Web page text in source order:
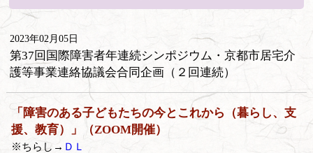
2023年02月05日
第37回国際障害者年連続シンポジウム・京都市居宅介
護等事業連絡協議会合同企画（２回連続）
「障害のある子どもたちの今とこれから（暮らし、支
援、教育）」（ZOOM開催）
※ちらし→ ＤＬ